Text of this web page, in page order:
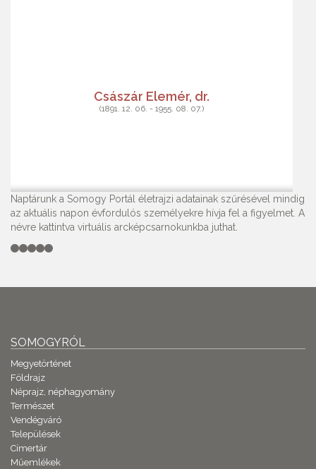
Császár Elemér, dr.
(1891. 12. 06. - 1955. 08. 07.)
Naptárunk a Somogy Portál életrajzi adatainak szűrésével mindig
az aktuális napon évfordulós személyekre hívja fel a figyelmet. A
névre kattintva virtuális arcképcsarnokunkba juthat.
SOMOGYRÓL
Megyetörténet
Földrajz
Néprajz, néphagyomány
Természet
Vendégváró
Települések
Címertár
Műemlékek